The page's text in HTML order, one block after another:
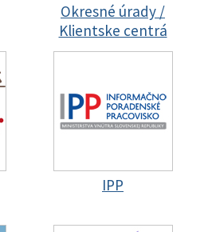
Okresné úrady /
Klientske centrá
IPP